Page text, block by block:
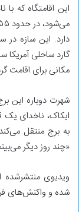
مکانی برای اقامت
شهرت دوباره این
ایکاک، ناخدای یک
به برج منتقل
«چند روز دیگر
ویدیوی منتشرشده
شده و واکنش‌های